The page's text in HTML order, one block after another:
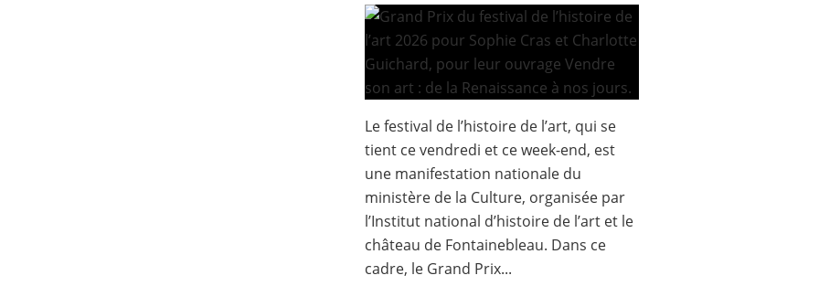
Le festival de l’histoire de l’art, qui se
tient ce vendredi et ce week-end, est
une manifestation nationale du
ministère de la Culture, organisée par
l’Institut national d’histoire de l’art et le
château de Fontainebleau. Dans ce
cadre, le Grand Prix...